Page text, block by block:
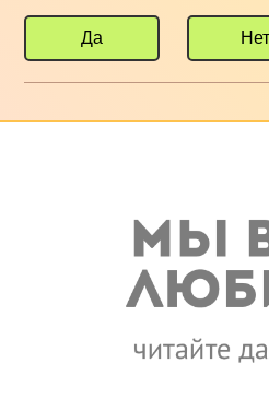
Да Нет